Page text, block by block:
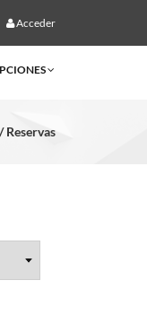
Acceder